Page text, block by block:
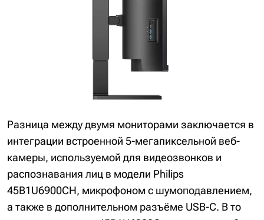
Разница между двумя мониторами заключается в
интеграции встроенной 5-мегапиксельной веб-
камеры, используемой для видеозвонков и
распознавания лиц в модели Philips
45B1U6900CH, микрофоном с шумоподавлением,
а также в дополнительном разъёме USB-C. В то